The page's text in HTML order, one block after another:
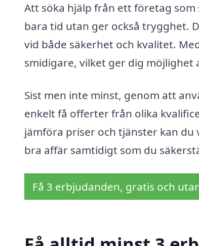
Att söka hjälp från ett företag som
bara tid utan ger också trygghet.
vid både säkerhet och kvalitet.
smidigare, vilket ger dig
Sist men inte minst, genom att
enkelt få offerter från olika
jämföra priser och tjänster kan
bra affär samtidigt som du
Få 3 erbjudanden, gratis och